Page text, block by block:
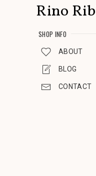
Rino
SHOP INFO
ABOUT
BLOG
CONTACT